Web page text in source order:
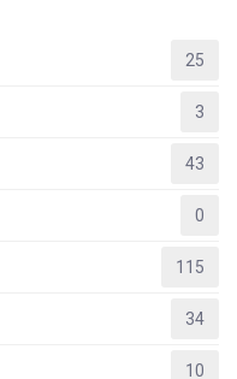
25
3
43
0
115
34
10